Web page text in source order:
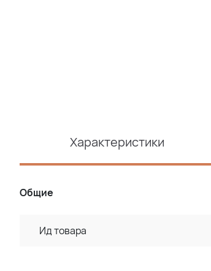
Характеристики
Общие
Ид товара